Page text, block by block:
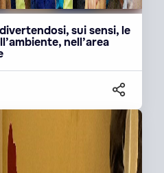
sui sensi, le
nell’area